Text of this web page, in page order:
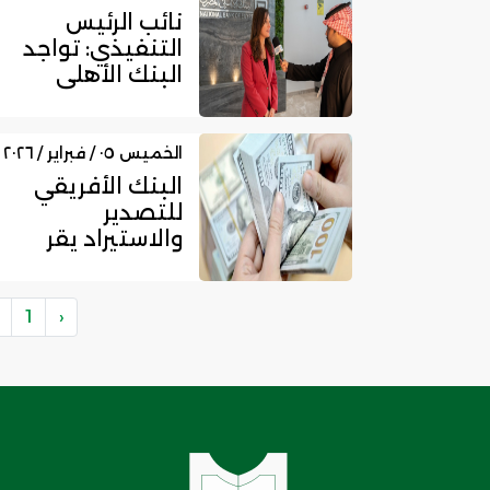
نائب الرئيس
التنفيذي: تواجد
البنك الأهلي
دو...
الخميس ٠٥ / فبراير / ٢٠٢٦
البنك الأفريقي
للتصدير
والاستيراد يقر
بقيمة 8 مليارات
‹
1